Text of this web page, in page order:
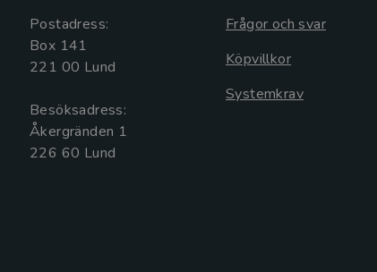
Postadress:
Box 141
221 00 Lund
Besöksadress:
Åkergränden 1
Frågor och svar
Köpvillkor
Systemkrav